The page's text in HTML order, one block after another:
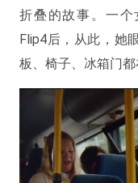
折叠的故事。一个
Flip4后，从此，她
板、椅子、冰箱门